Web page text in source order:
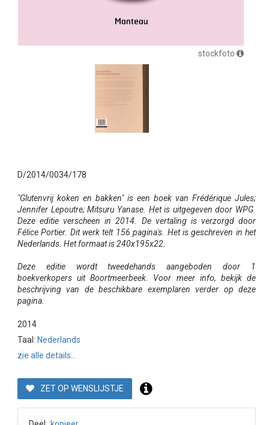
stockfoto
D/2014/0034/178
"Glutenvrij koken en bakken" is een boek van Frédérique Jules;
Jennifer Lepoutre; Mitsuru Yanase. Het is uitgegeven door WPG.
Deze editie verscheen in 2014. De vertaling is verzorgd door
Félice Portier. Dit werk telt 156 pagina's. Het is geschreven in het
Nederlands. Het formaat is 240x195x22.
Deze editie wordt tweedehands aangeboden door 1
boekverkopers uit Boortmeerbeek. Voor meer info, bekijk de
beschrijving van de beschikbare exemplaren verder op deze
pagina.
2014
Taal: Nederlands
zie alle details...
ZET OP WENSLIJSTJE